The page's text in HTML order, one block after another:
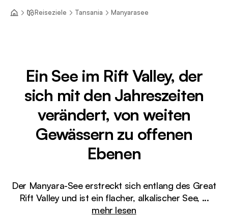
Reiseziele Tansania Manyarasee
Ein See im Rift Valley, der
sich mit den Jahreszeiten
verändert, von weiten
Gewässern zu offenen
Ebenen
Der Manyara-See erstreckt sich entlang des Great
Rift Valley und ist ein flacher, alkalischer See, ...
mehr lesen